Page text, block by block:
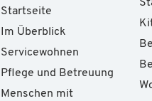
Startseite
Im Überblick
Servicewohnen
Pflege und Betreuung
Menschen mit